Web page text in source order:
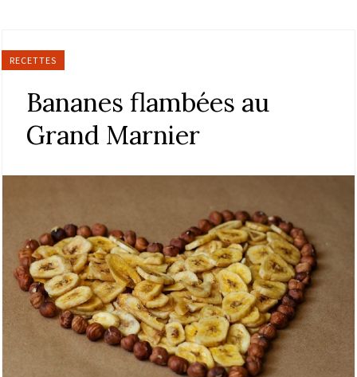
RECETTES
Bananes flambées au
Grand Marnier